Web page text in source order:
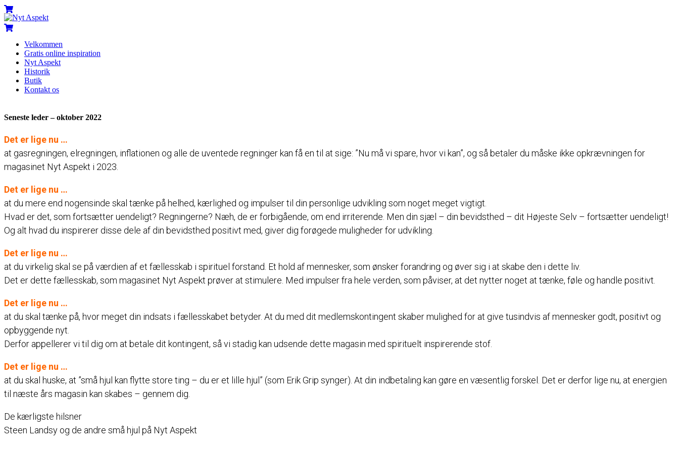
Skip
to
content
MenuCart
Cart
Velkommen
Gratis online inspiration
Nyt Aspekt
Historik
Butik
Kontakt os
Menu
Cart
Seneste leder – oktober 2022
Det er lige nu …
at gasregningen, elregningen, inflationen og alle de uventede regninger kan få en til at sige: ”Nu må vi spare, hvor vi kan”, og så betaler du måske ikke opkrævningen for
magasinet Nyt Aspekt i 2023.
Det er lige nu …
at du mere end nogensinde skal tænke på helhed, kærlighed og impulser til din personlige udvikling som noget meget vigtigt.
Hvad er det, som fortsætter uendeligt? Regningerne? Næh, de er forbigående, om end irriterende. Men din sjæl – din bevidsthed – dit Højeste Selv – fortsætter uendeligt!
Og alt hvad du inspirerer disse dele af din bevidsthed positivt med, giver dig forøgede muligheder for udvikling.
Det er lige nu …
at du virkelig skal se på værdien af et fællesskab i spirituel forstand. Et hold af mennesker, som ønsker forandring og øver sig i at skabe den i dette liv.
Det er dette fællesskab, som magasinet Nyt Aspekt prøver at stimulere. Med impulser fra hele verden, som påviser, at det nytter noget at tænke, føle og handle positivt.
Det er lige nu …
at du skal tænke på, hvor meget din indsats i fællesskabet betyder. At du med dit medlemskontingent skaber mulighed for at give tusindvis af mennesker godt, positivt og
opbyggende nyt.
Derfor appellerer vi til dig om at betale dit kontingent, så vi stadig kan udsende dette magasin med spirituelt inspirerende stof.
Det er lige nu …
at du skal huske, at ”små hjul kan flytte store ting – du er et lille hjul” (som Erik Grip synger). At din indbetaling kan gøre en væsentlig forskel. Det er derfor lige nu, at energien
til næste års magasin kan skabes – gennem dig.
De kærligste hilsner
Steen Landsy og de andre små hjul på Nyt Aspekt